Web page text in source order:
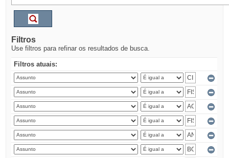
Filtros
Use filtros para refinar os resultados de busca.
Filtros atuais: